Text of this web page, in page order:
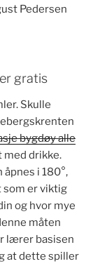
Pedersen
gratis
Skulle
bygdøy alle
med drikke.
i 180°,
som er viktig
og hvor mye
måten
lærer basisen
at dette spiller